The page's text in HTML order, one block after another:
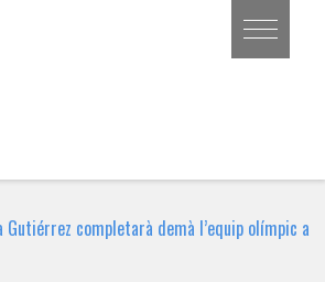
Gutiérrez completarà demà l’equip olímpic a